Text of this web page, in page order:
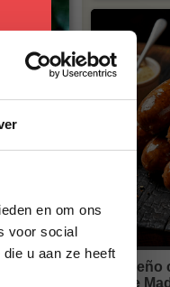
en om ons
voor social
u aan ze heeft
Home